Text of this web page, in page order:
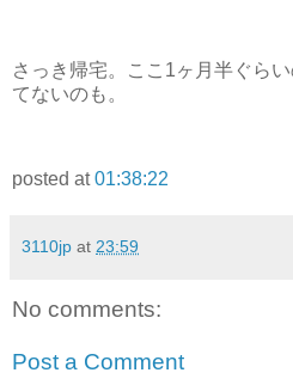
さっき帰宅。ここ1ヶ月半ぐら
てないのも。
posted at01:38:22
3110jp at 23:59
No comments:
Post a Comment